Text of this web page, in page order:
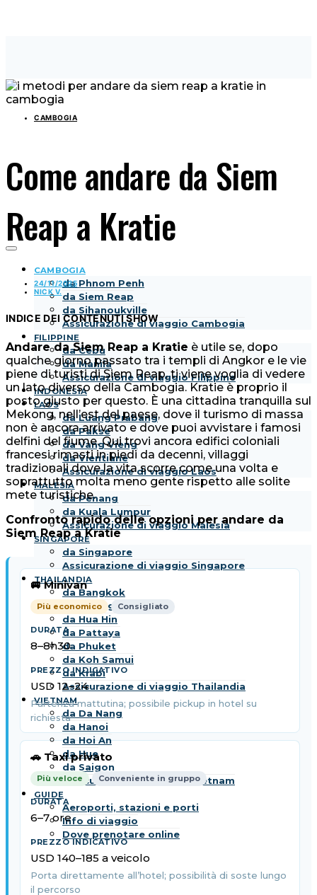
CAMBOGIA
da Phnom Penh
da Siem Reap
da Sihanoukville
Assicurazione di viaggio Cambogia
FILIPPINE
da Cebu
da Manila
Assicurazione di viaggio Filippine
INDONESIA
LAOS
da Luang Prabang
da Pakse
da Vang Vieng
da Vientiane
Assicurazione di viaggio Laos
MALESIA
da Penang
da Kuala Lumpur
Assicurazione di viaggio Malesia
SINGAPORE
da Singapore
Assicurazione di viaggio Singapore
THAILANDIA
da Bangkok
da Chiang Mai
da Hua Hin
da Pattaya
da Phuket
da Koh Samui
da Krabi
Assicurazione di viaggio Thailandia
VIETNAM
da Da Nang
da Hanoi
da Hoi An
da Hue
da Saigon
Assicurazione di viaggio Vietnam
GUIDE
Aeroporti, stazioni e porti
Info di viaggio
Dove prenotare online
CAMBOGIA
Come andare da Siem
Reap a Kratie
24/11/2025
NICK V.
INDICE DEI CONTENUTISHOW
Andare da Siem Reap a Kratie è utile se, dopo
qualche giorno passato tra i templi di Angkor e le vie
piene di turisti di Siem Reap, ti viene voglia di vedere
un lato diverso della Cambogia. Kratie è proprio il
posto giusto per questo. È una cittadina tranquilla sul
Mekong, nell’est del paese, dove il turismo di massa
non è ancora arrivato e dove puoi avvistare i famosi
delfini del fiume. Qui trovi ancora edifici coloniali
francesi rimasti in piedi da decenni, villaggi
tradizionali dove la vita scorre come una volta e
soprattutto molta meno gente rispetto alle solite
mete turistiche.
Confronto rapido delle opzioni per andare da
Siem Reap a Kratie
🚐 Minivan
Più economico Consigliato
8–8h30
USD 12–24
Partenza mattutina; possibile pickup in hotel su
richiesta
🚗 Taxi privato
Più veloce Conveniente in gruppo
6–7 ore
USD 140–185 a veicolo
Porta direttamente all’hotel; possibilità di soste lungo
il percorso